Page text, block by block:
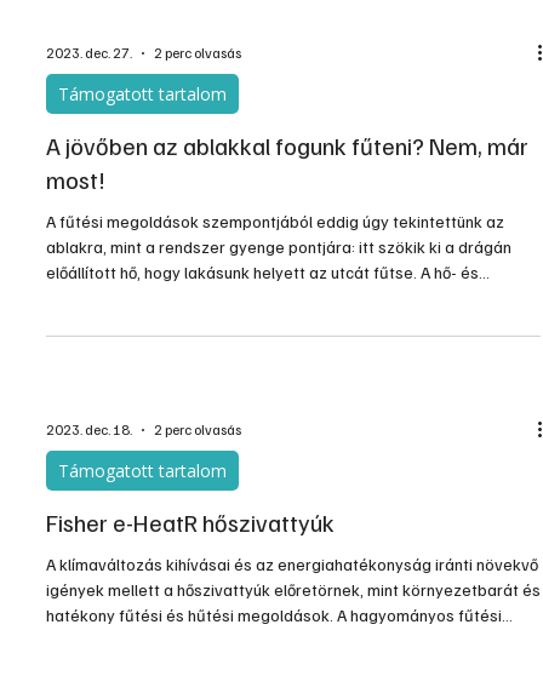
2023. dec. 27. 2 perc olvasás
Támogatott tartalom
A jövőben az ablakkal fogunk fűteni? Nem, már
most!
A fűtési megoldások szempontjából eddig úgy tekintettünk az
ablakra, mint a rendszer gyenge pontjára: itt szökik ki a drágán
előállított hő, hogy lakásunk helyett az utcát fűtse. A hő- és
2023. dec. 18. 2 perc olvasás
Támogatott tartalom
Fisher e-HeatR hőszivattyúk
A klímaváltozás kihívásai és az energiahatékonyság iránti növekvő
igények mellett a hőszivattyúk előretörnek, mint környezetbarát és
hatékony fűtési és hűtési megoldások. A hagyományos fűtési